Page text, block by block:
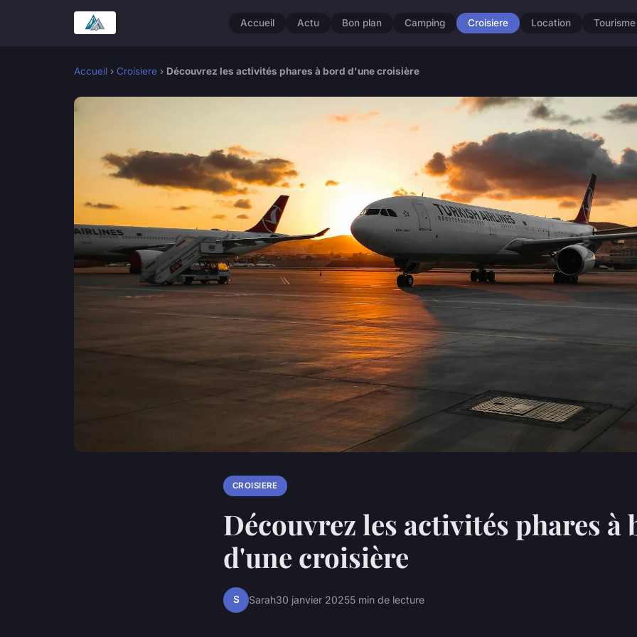
Accueil Actu Bon plan Camping Croisiere Location Tourisme
Accueil › Croisiere › Découvrez les activités phares à bord d'une croisière
CROISIERE
Découvrez les activités phares à
d'une croisière
S Sarah30 janvier 20255 min de lecture